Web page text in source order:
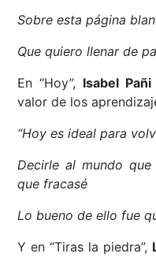
Sobre esta página
Que quiero llenar de
En “Hoy”, Isabel Pañi
valor de los
“Hoy es ideal para
Decirle al mundo
que fracasé
Lo bueno de ello fue
Y en “Tiras la piedra”,